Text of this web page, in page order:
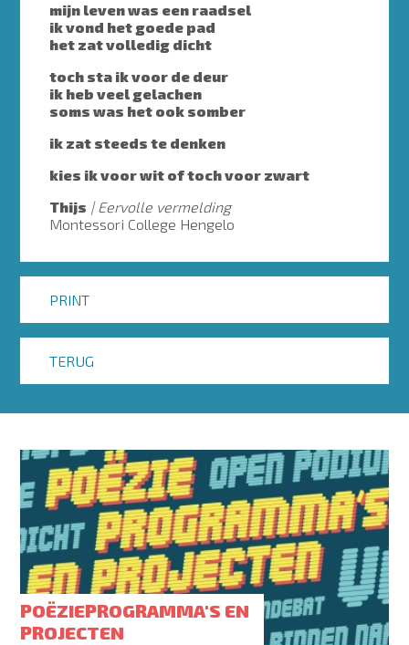
mijn leven was een raadsel
ik vond het goede pad
het zat volledig dicht
toch sta ik voor de deur
ik heb veel gelachen
soms was het ook somber
ik zat steeds te denken
kies ik voor wit of toch voor zwart
Thijs
Eervolle vermelding
Montessori College Hengelo
PRINT
TERUG
POËZIEPROGRAMMA'S EN
PROJECTEN